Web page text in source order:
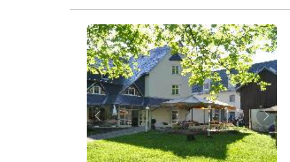
Zurück Weiter